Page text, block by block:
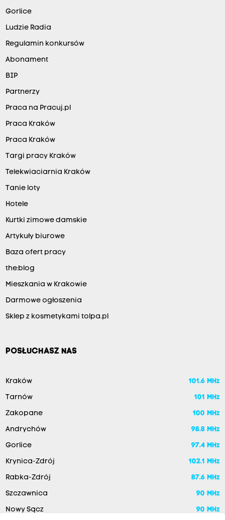
Gorlice
Ludzie Radia
Regulamin konkursów
Abonament
BIP
Partnerzy
Praca na Pracuj.pl
Praca Kraków
Praca Kraków
Targi pracy Kraków
Telekwiaciarnia Kraków
Tanie loty
Hotele
Kurtki zimowe damskie
Artykuły biurowe
Baza ofert pracy
the:blog
Mieszkania w Krakowie
Darmowe ogłoszenia
Sklep z kosmetykami tolpa.pl
POSŁUCHASZ NAS
Kraków 101.6 MHz
Tarnów 101 MHz
Zakopane 100 MHz
Andrychów 98.8 MHz
Gorlice 97.4 MHz
Krynica-Zdrój 102.1 MHz
Rabka-Zdrój 87.6 MHz
Szczawnica 90 MHz
Nowy Sącz 90 MHz